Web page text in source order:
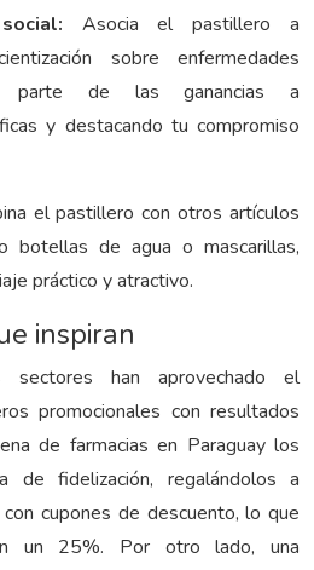
Asocia el pastillero a
sobre enfermedades
parte de las ganancias a
y destacando tu compromiso
el pastillero con otros artículos
botellas de agua o mascarillas,
práctico y atractivo.
inspiran
sectores han aprovechado el
promocionales con resultados
de farmacias en Paraguay los
de fidelización, regalándolos a
cupones de descuento, lo que
un 25%. Por otro lado, una